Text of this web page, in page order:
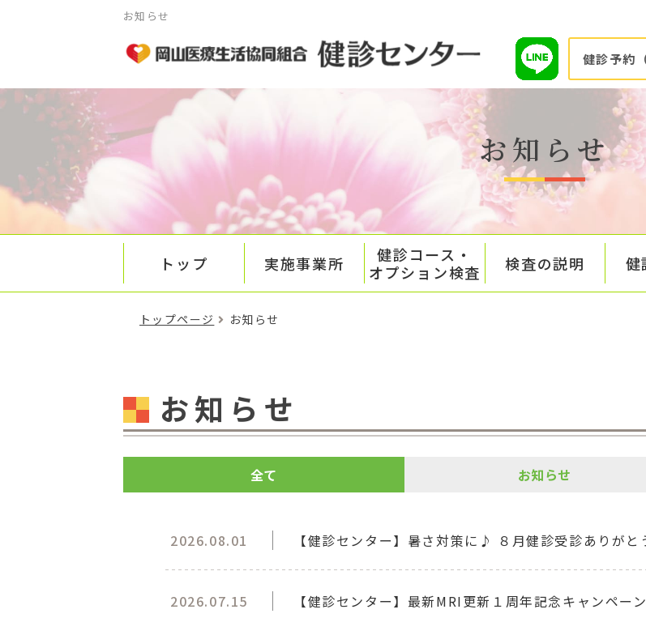
お知らせ
健診予約
お知らせ
トップ 実施事業所
健診コース・
オプション検査
検査の説明 健
トップページ お知らせ
お知らせ
全て お知らせ
2026.08.01 【健診センター】暑さ対策に♪ ８月健診受診ありがと
2026.07.15 【健診センター】最新MRI更新１周年記念キャンペー